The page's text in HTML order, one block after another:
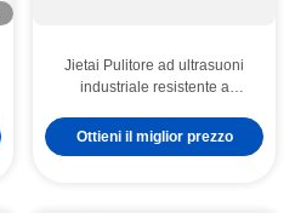
Jietai Pulitore ad ultrasuoni
industriale resistente a
componenti elettronici di
Ottieni il miglior prezzo